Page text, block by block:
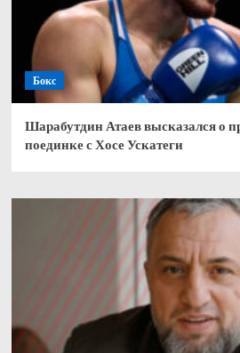
Бокс
Шарабутдин Атаев высказался о
поединке с Хосе Ускатеги